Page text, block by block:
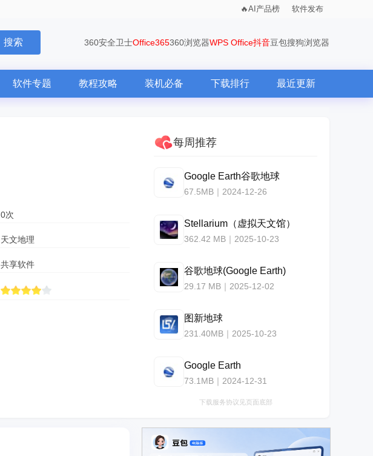
AI产品榜 软件发布
搜索 360安全卫士Office365360浏览器WPS Office抖音豆包搜狗浏览器
软件专题 教程攻略 装机必备 下载排行 最近更新
0次
天文地理
共享软件
每周推荐
Google Earth谷歌地球
67.5MB｜2024-12-26
Stellarium（虚拟天文馆）
362.42 MB｜2025-10-23
谷歌地球(Google Earth)
29.17 MB｜2025-12-02
图新地球
231.40MB｜2025-10-23
Google Earth
73.1MB｜2024-12-31
下载服务协议见页面底部